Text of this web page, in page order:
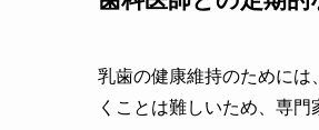
乳歯の健康維持のために
くことは難しいため、専